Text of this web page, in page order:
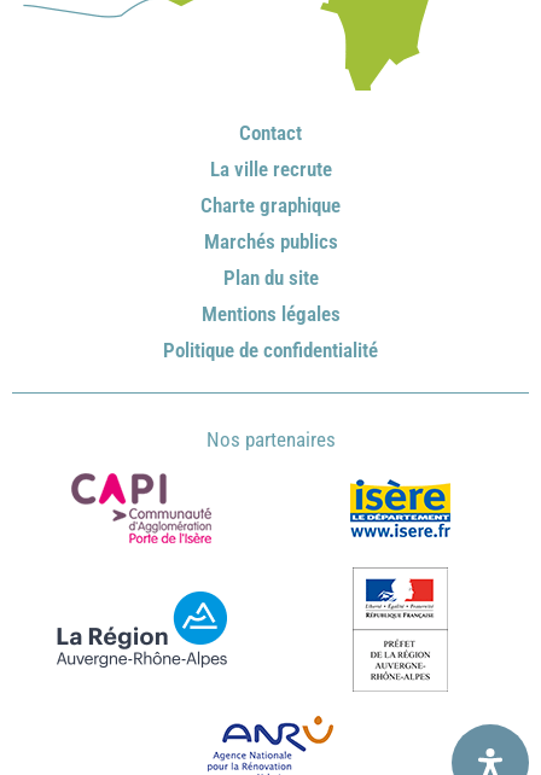
Contact
La ville recrute
Charte graphique
Marchés publics
Plan du site
Mentions légales
Politique de confidentialité
Nos partenaires